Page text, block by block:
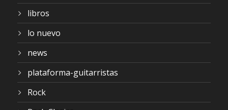
libros
lo nuevo
news
plataforma-guitarristas
Rock